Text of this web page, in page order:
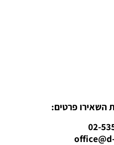
השאירו פרטים:
02-